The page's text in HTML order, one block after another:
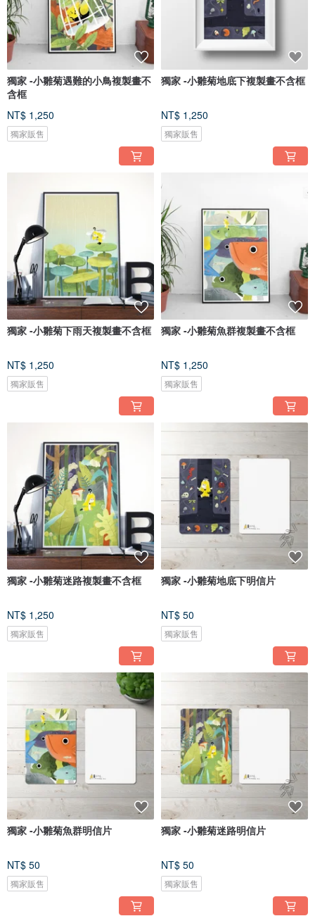
獨家 -小雛菊遇難的小鳥複製畫不
含框
NT$ 1,250
獨家販售
獨家 -小雛菊地底下複製畫不含框
NT$ 1,250
獨家販售
獨家 -小雛菊下雨天複製畫不含框
NT$ 1,250
獨家販售
獨家 -小雛菊魚群複製畫不含框
NT$ 1,250
獨家販售
獨家 -小雛菊迷路複製畫不含框
NT$ 1,250
獨家販售
獨家 -小雛菊地底下明信片
NT$ 50
獨家販售
獨家 -小雛菊魚群明信片
NT$ 50
獨家販售
獨家 -小雛菊迷路明信片
NT$ 50
獨家販售